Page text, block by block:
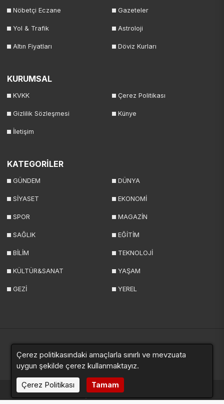
Nöbetçi Eczane Gazeteler
Yol & Trafik Astroloji
Altın Fiyatları Döviz Kurları
KURUMSAL
KVKK Çerez Politikası
Gizlilik Sözleşmesi Künye
İletişim
KATEGORİLER
GÜNDEM DÜNYA
SİYASET EKONOMİ
SPOR MAGAZİN
SAĞLIK EĞİTİM
BİLİM TEKNOLOJİ
KÜLTÜR&SANAT YAŞAM
GEZİ YEREL
Yazarlar VideolarGalerilerAnketler
haberde.net © 2024. Tüm hakları saklıdır.
Çerez politikasındaki amaçlarla sınırlı ve mevzuata
uygun şekilde çerez kullanmaktayız.
Çerez Politikası
Tamam